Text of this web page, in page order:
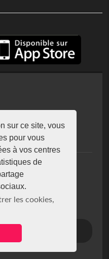
sur ce site, vous
pour vous
à vos centres
de
les cookies,